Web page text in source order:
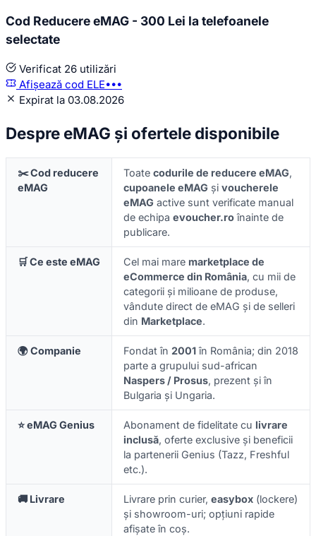
Cod Reducere eMAG - 300 Lei la telefoanele
selectate
Verificat 26 utilizări
Afișează cod ELE•••
Expirat la 03.08.2026
Despre eMAG și ofertele disponibile
✂️ Cod reducere
eMAG
Toate codurile de reducere eMAG,
cupoanele eMAG și voucherele
eMAG active sunt verificate manual
de echipa evoucher.roînainte de
publicare.
🛒 Ce este eMAG Cel mai mare marketplace de
eCommerce din România, cu mii de
categorii și milioane de produse,
vândute direct de eMAG și de selleri
din Marketplace.
🌍 Companie Fondat în 2001în România; din 2018
parte a grupului sud-african
Naspers / Prosus, prezent și în
Bulgaria și Ungaria.
⭐ eMAG Genius Abonament de fidelitate cu livrare
inclusă, oferte exclusive și beneficii
la partenerii Genius (Tazz, Freshful
etc.).
🚚 Livrare Livrare prin curier, easybox (lockere)
și showroom-uri; opțiuni rapide
afișate în coș.